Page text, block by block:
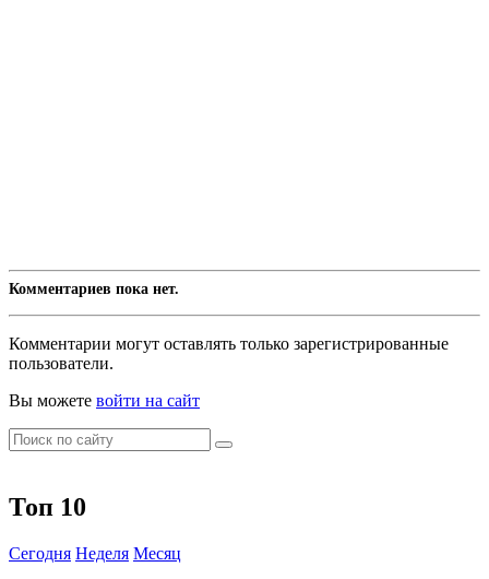
Комментариев пока нет.
Комментарии могут оставлять только зарегистрированные
пользователи.
Вы можете войти на сайт
Топ 10
Сегодня Неделя Месяц